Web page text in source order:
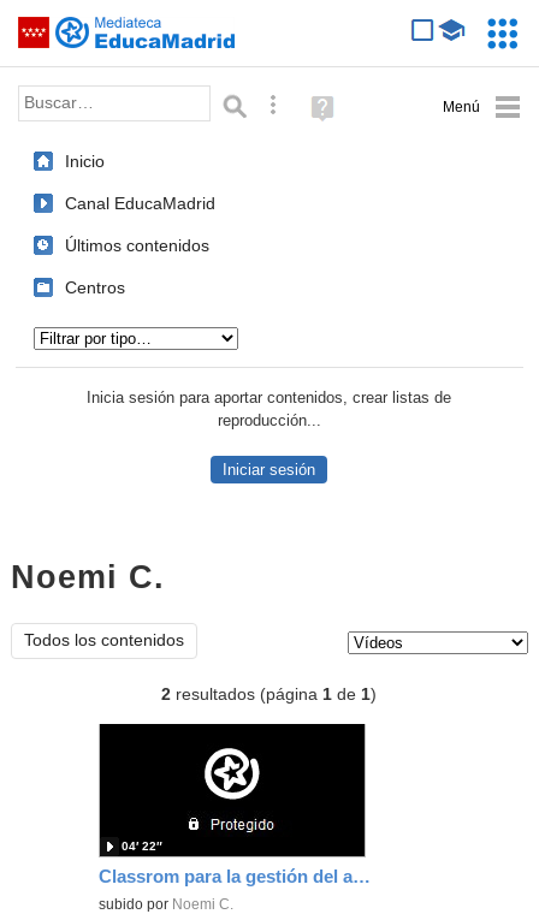
Saltar navegación
Palabra o frase: Búsqueda avanzada
Ayuda
(en
Inicio
Canal EducaMadrid
Últimos contenidos
Centros
Inicia sesión para aportar contenidos, crear listas de
reproducción...
Iniciar sesión
Noemi C.
Todos los contenidos
2 resultados (página1 de1)
Classrom para la gestión del aprendizaje
subido por Noemi C.
04′ 22″